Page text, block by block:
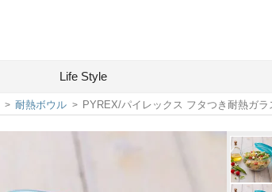
Life Style
耐熱ボウル PYREX/パイレックス フタつき耐熱ガラ